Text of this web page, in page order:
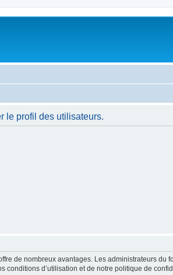
le profil des utilisateurs.
de nombreux avantages. Les administrateurs
conditions d’utilisation et de notre politique de